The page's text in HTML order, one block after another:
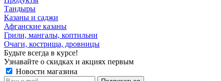
Тандыры
Казаны и саджи
Афганские казаны
Грили, мангалы, коптильни
Очаги, кострища, дровницы
Будьте всегда в курсе!
Узнавайте о скидках и акциях первым
Новости магазина